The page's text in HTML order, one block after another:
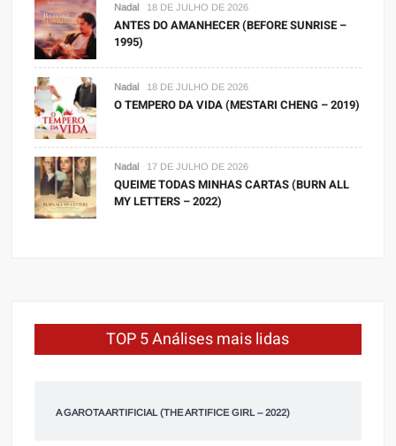
Nadal 18 DE JULHO DE 2026
ANTES DO AMANHECER (BEFORE SUNRISE –
1995)
Nadal 18 DE JULHO DE 2026
O TEMPERO DA VIDA (MESTARI CHENG – 2019)
Nadal 17 DE JULHO DE 2026
QUEIME TODAS MINHAS CARTAS (BURN ALL
MY LETTERS – 2022)
TOP 5 Análises mais lidas
A GAROTA ARTIFICIAL (THE ARTIFICE GIRL – 2022)